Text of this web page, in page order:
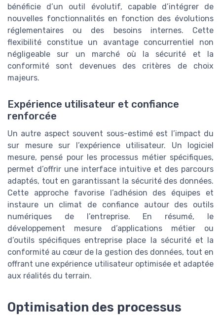
bénéficie d’un outil évolutif, capable d’intégrer de
nouvelles fonctionnalités en fonction des évolutions
réglementaires ou des besoins internes. Cette
flexibilité constitue un avantage concurrentiel non
négligeable sur un marché où la sécurité et la
conformité sont devenues des critères de choix
majeurs.
Expérience utilisateur et confiance
renforcée
Un autre aspect souvent sous-estimé est l’impact du
sur mesure sur l’expérience utilisateur. Un logiciel
mesure, pensé pour les processus métier spécifiques,
permet d’offrir une interface intuitive et des parcours
adaptés, tout en garantissant la sécurité des données.
Cette approche favorise l’adhésion des équipes et
instaure un climat de confiance autour des outils
numériques de l’entreprise. En résumé, le
développement mesure d’applications métier ou
d’outils spécifiques entreprise place la sécurité et la
conformité au cœur de la gestion des données, tout en
offrant une expérience utilisateur optimisée et adaptée
aux réalités du terrain.
Optimisation des processus